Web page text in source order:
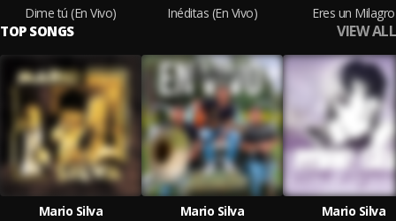
Dime tú (En Vivo)
Inéditas (En Vivo)
Eres un Milagro
TOP SONGS VIEW ALL
Mario Silva
Mario Silva
Mario Silva